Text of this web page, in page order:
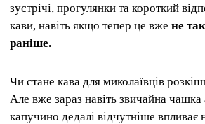
зустрічі, прогулянки та короткий
кави, навіть якщо тепер це вже не
раніше.
Чи стане кава для миколаївців
Але вже зараз навіть звичайна
капучино дедалі відчутніше впливає